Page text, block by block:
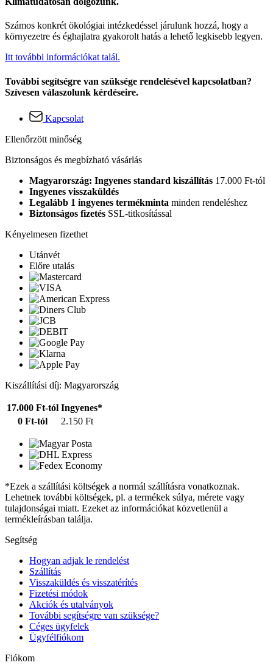
Számos konkrét ökológiai intézkedéssel járulunk hozzá, hogy a
környezetre és éghajlatra gyakorolt hatás a lehető legkisebb legyen.
Itt további információkat talál.
További segítségre van szüksége rendelésével kapcsolatban?
Szívesen válaszolunk kérdéseire.
Kapcsolat
Ellenőrzött minőség
Biztonságos és megbízható vásárlás
Magyarország: Ingyenes standard kiszállítás 17.000 Ft-tól
Ingyenes visszaküldés
Legalább 1 ingyenes termékminta minden rendeléshez
Biztonságos fizetés SSL-titkosítással
Kényelmesen fizethet
Utánvét
Előre utalás
Kiszállítási díj: Magyarország
17.000 Ft-tól Ingyenes*
0 Ft-tól
2.150 Ft
*Ezek a szállítási költségek a normál szállításra vonatkoznak.
Lehetnek további költségek, pl. a termékek súlya, mérete vagy
tulajdonságai miatt. Ezeket az információkat közvetlenül a
termékleírásban találja.
Segítség
Hogyan adjak le rendelést
Szállítás
Visszaküldés és visszatérítés
Fizetési módok
Akciók és utalványok
További segítségre van szüksége?
Céges ügyfelek
Ügyfélfiókom
Fiókom